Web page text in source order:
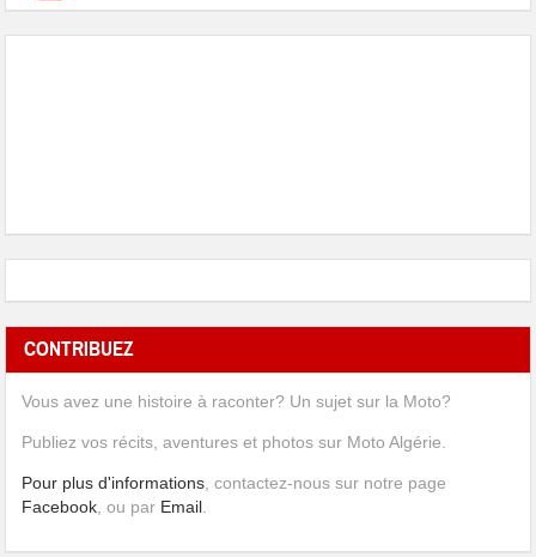
CONTRIBUEZ
Vous avez une histoire à raconter? Un sujet sur la Moto?
Publiez vos récits, aventures et photos sur Moto Algérie.
Pour plus d'informations , contactez-nous sur notre page
Facebook , ou par Email